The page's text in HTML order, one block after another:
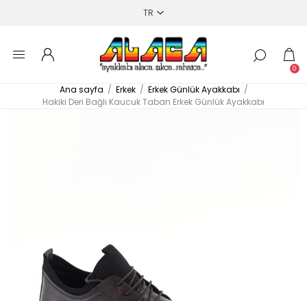
0
Ana sayfa / Erkek / Erkek Günlük Ayakkabı /
Hakiki Deri Bağlı Kaucuk Taban Erkek Günlük Ayakkabı